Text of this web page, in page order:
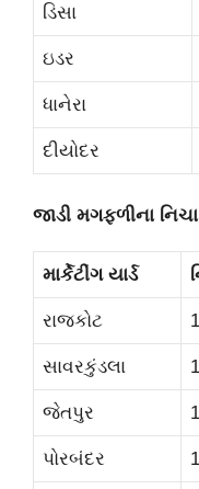
ડિસા
ઇડર
ધાનેરા
દીયોદર
જાડી મગફળીના
માર્કેટીંગ યાર્ડ
રાજકોટ
સાવરકુંડલા
જેતપુર
પોરબંદર